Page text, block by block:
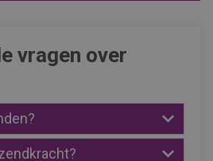
vragen over